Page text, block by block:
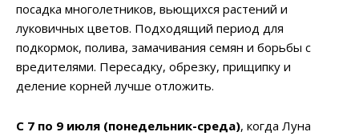
посадка многолетников, вьющихся растений и
луковичных цветов. Подходящий период для
подкормок, полива, замачивания семян и борьбы с
вредителями. Пересадку, обрезку, прищипку и
деление корней лучше отложить.
С 7 по 9 июля (понедельник-среда), когда Луна